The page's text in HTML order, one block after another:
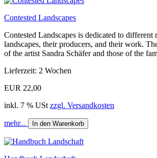
Contested Landscapes
Contested Landscapes is dedicated to
landscapes, their producers, and their work.
of the artist Sandra Schäfer and those of the
Lieferzeit: 2 Wochen
EUR 22,00
inkl. 7 % USt zzgl. Versandkosten
mehr... In den Warenkorb